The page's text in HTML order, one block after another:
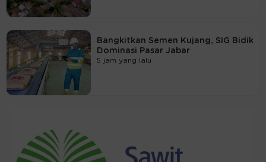
Bangkitkan Semen Kujang, SIG Bidik
Dominasi Pasar Jabar
5 jam yang lalu